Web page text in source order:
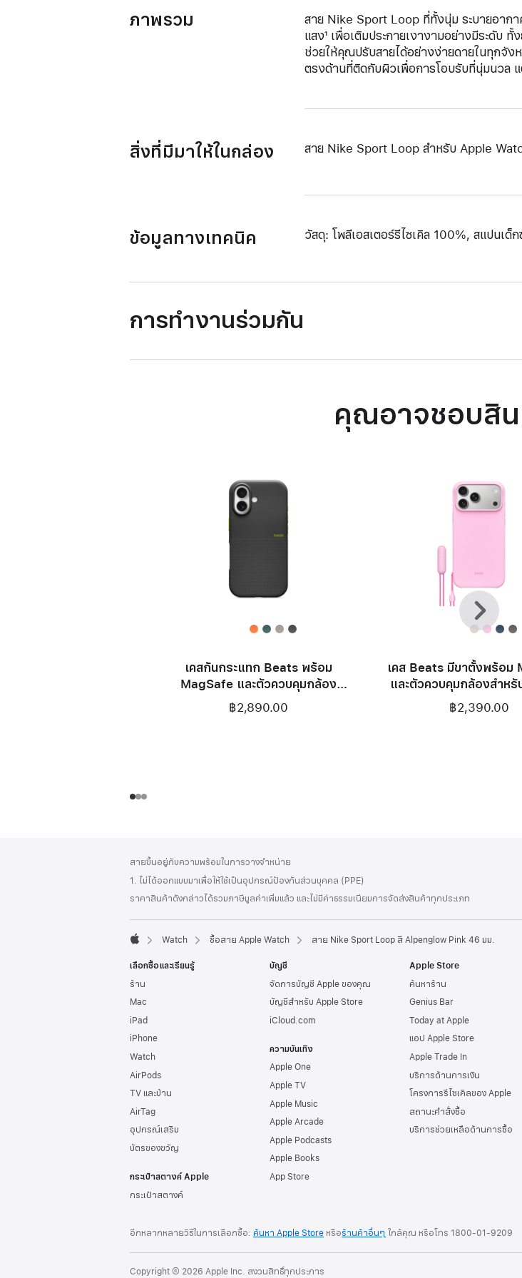
ภาพรวม
สาย Nike Sport Loop ที่ทั้งนุ่ม ระบายอาก
แสง¹ เพื่อเติมประกายเงางามอย่างมีระดับ
ช่วยให้คุณปรับสายได้อย่างง่ายดายในทุกจัง
ตรงด้านที่ติดกับผิวเพื่อการโอบรับที่นุ่มนวล
สิ่งที่มีมาให้ในกล่อง สาย Nike Sport Loop สำหรับ Apple
ข้อมูลทางเทคนิค วัสดุ: โพลีเอสเตอร์รีไซเคิล 100%, สแปนเด็
การทำงานร่วมกัน
คุณอาจชอบสิ
เคสกันกระแทก Beats พร้อม
MagSafe และตัวควบคุมกล้อง
สำหรับ iPhone 17 – สีเอเวอเรสต์
แบล็ค
฿2,890.00
เคส Beats มีขาตั้งพร้อม
และตัวควบคุมกล้องสำหรั
17 Pro Max - สีชมพูเพบ
฿2,390.00
ก่อน
หน้า
ถัด
ไป
ส่วน
ท้าย
กระดาษ
เชิงอรรถ
สายขึ้นอยู่กับความพร้อมในการวางจำหน่าย
1. ไม่ได้ออกแบบมาเพื่อให้ใช้เป็นอุปกรณ์ป้องกันส่วนบุคคล (PPE)
ราคาสินค้าดังกล่าวได้รวมภาษีมูลค่าเพิ่มแล้ว และไม่มีค่าธรรมเนียมการจัดส่งสินค้าทุกประเภท
Watch ซื้อสาย Apple Watch
สาย Nike Sport Loop สี Alpenglow Pink 46 มม.
เลือกซื้อและเรียนรู้
ร้าน
Mac
iPad
iPhone
Watch
AirPods
TV และบ้าน
AirTag
อุปกรณ์เสริม
บัตรของขวัญ
กระเป๋าสตางค์ Apple
กระเป๋าสตางค์
บัญชี
จัดการบัญชี Apple ของคุณ
บัญชีสำหรับ Apple Store
iCloud.com
ความบันเทิง
Apple One
Apple TV
Apple Music
Apple Arcade
Apple Podcasts
Apple Books
App Store
Apple Store
ค้นหาร้าน
Genius Bar
Today at Apple
แอป Apple Store
Apple Trade In
บริการด้านการเงิน
โครงการรีไซเคิลของ Apple
สถานะคำสั่งซื้อ
บริการช่วยเหลือด้านการซื้อ
อีกหลากหลายวิธีในการเลือกซื้อ: ค้นหา Apple Store หรือร้านค้าอื่นๆ ใกล้คุณ หรือโทร 1800-01-9209
Copyright © 2026 Apple Inc. สงวนสิทธิ์ทุกประการ